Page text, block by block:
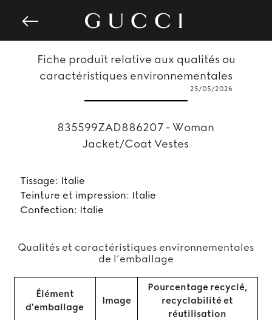
Fiche produit relative aux qualités ou
caractéristiques environnementales
25/05/2026
835599ZAD886207 - Woman
Jacket/Coat Vestes
Tissage: Italie
Teinture et impression: Italie
Confection: Italie
Qualités et caractéristiques environnementales
de l’emballage
Élément
d'emballage
Image
Pourcentage recyclé,
recyclabilité et
réutilisation